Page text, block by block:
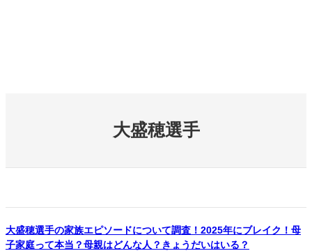
大盛穂選手
大盛穂選手の家族エピソードについて調査！2025年にブレイク！母
子家庭って本当？母親はどんな人？きょうだいはいる？